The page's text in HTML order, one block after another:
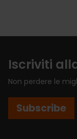
Iscriviti
Non perdere le
Subscribe